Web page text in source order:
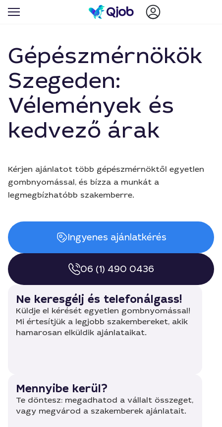
Gépészmérnökök
Szegeden:
Vélemények és
kedvező árak
Kérjen ajánlatot több gépészmérnöktől egyetlen
gombnyomással, és bízza a munkát a
legmegbízhatóbb szakemberre.
Ingyenes ajánlatkérés
06 (1) 490 0436
Ne keresgélj és telefonálgass!
Küldje el kérését egyetlen gombnyomással!
Mi értesítjük a legjobb szakembereket, akik
hamarosan elküldik ajánlataikat.
Mennyibe kerül?
Te döntesz: megadhatod a vállalt összeget,
vagy megvárod a szakemberek ajánlatait.